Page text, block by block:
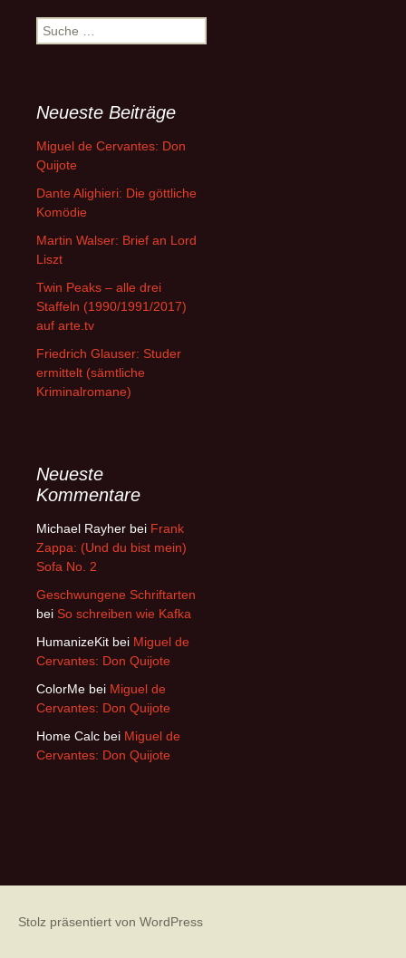
Suche
nach:
Neueste Beiträge
Miguel de Cervantes: Don
Quijote
Dante Alighieri: Die göttliche
Komödie
Martin Walser: Brief an Lord
Liszt
Twin Peaks – alle drei
Staffeln (1990/1991/2017)
auf arte.tv
Friedrich Glauser: Studer
ermittelt (sämtliche
Kriminalromane)
Neueste
Kommentare
Michael Rayher bei Frank
Zappa: (Und du bist mein)
Sofa No. 2
Geschwungene Schriftarten
bei So schreiben wie Kafka
HumanizeKit bei Miguel de
Cervantes: Don Quijote
ColorMe bei Miguel de
Cervantes: Don Quijote
Home Calc bei Miguel de
Cervantes: Don Quijote
Stolz präsentiert von WordPress